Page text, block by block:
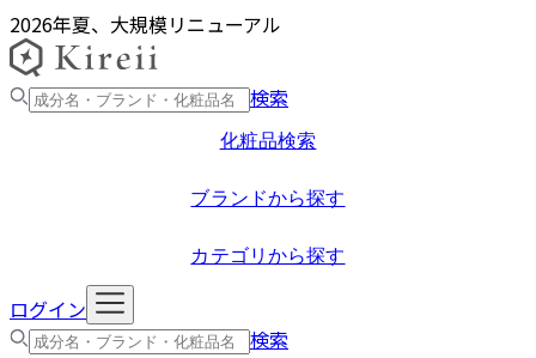
2026年夏、大規模リニューアル
検索
化粧品検索
ブランドから探す
カテゴリから探す
ログイン
検索